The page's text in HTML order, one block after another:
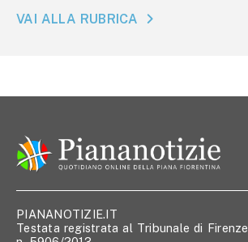
VAI ALLA RUBRICA
PIANANOTIZIE.IT
Testata registrata al Tribunale di Firenze,